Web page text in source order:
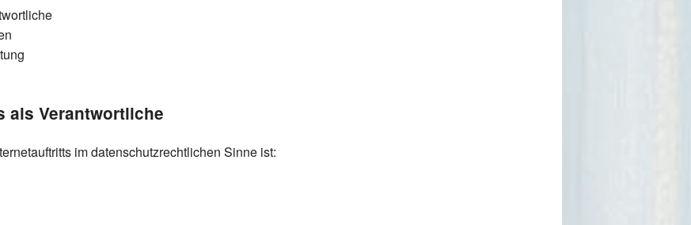
als Verantwortliche
im datenschutzrechtlichen Sinne ist: